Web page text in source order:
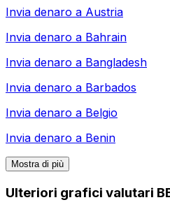
Invia denaro a Austria
Invia denaro a Bahrain
Invia denaro a Bangladesh
Invia denaro a Barbados
Invia denaro a Belgio
Invia denaro a Benin
Mostra di più
Ulteriori grafici valutari